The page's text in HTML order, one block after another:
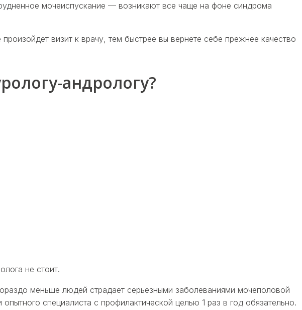
мочеиспускание — возникают все чаще на фоне синдрома
визит к врачу, тем быстрее вы вернете себе прежнее качество
андрологу?
не стоит.
меньше людей страдает серьезными заболеваниями мочеполовой
специалиста с профилактической целью 1 раз в год обязательно.